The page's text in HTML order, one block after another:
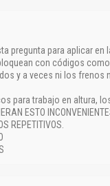
pregunta para aplicar
con códigos
y a veces ni los frenos
para trabajo en altura, los
ESTO
REPETITIVOS.